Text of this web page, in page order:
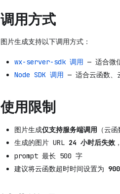
调用方式
图片生成支持以下调用方式：
wx-server-sdk 调用 — 适合微
Node SDK 调用 — 适合云函数
使用限制
图片生成仅支持服务端调用 （云
生成的图片 URL 24 小时后失效
prompt 最长 500 字
建议将云函数超时时间设置为